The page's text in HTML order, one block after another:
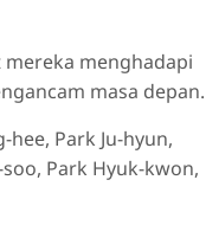
menghadapi
masa depan.
Park Ju-hyun,
Park Hyuk-kwon,